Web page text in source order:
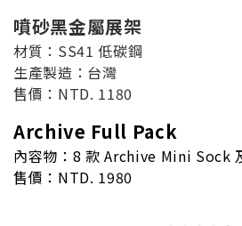
噴砂黑金屬展架
材質：SS41 低碳鋼
生產製造：台灣
售價：NTD. 1180
Archive Full Pack
內容物：8 款 Archive Mini Sock
售價：NTD. 1980